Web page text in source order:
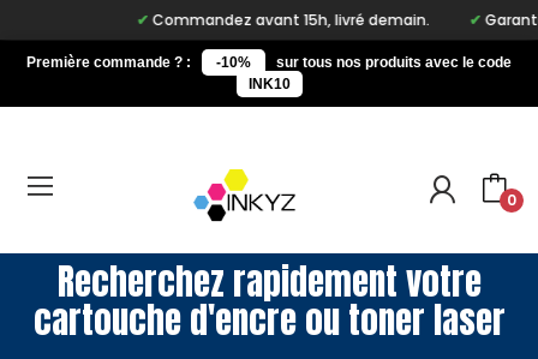
Commandez avant 15h, livré demain. Garantie
Première commande ? : -10%
sur tous nos produits avec le code
INK10
0
Recherchez rapidement votre
cartouche d'encre ou toner laser